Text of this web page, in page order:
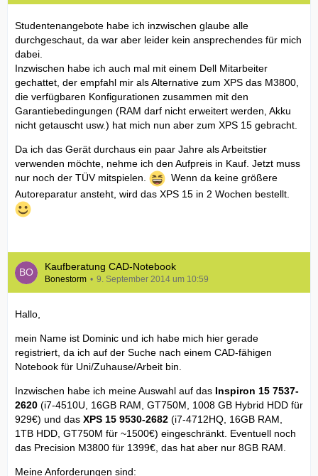
Studentenangebote habe ich inzwischen glaube alle
durchgeschaut, da war aber leider kein ansprechendes für mich
dabei.
Inzwischen habe ich auch mal mit einem Dell Mitarbeiter
gechattet, der empfahl mir als Alternative zum XPS das M3800,
die verfügbaren Konfigurationen zusammen mit den
Garantiebedingungen (RAM darf nicht erweitert werden, Akku
nicht getauscht usw.) hat mich nun aber zum XPS 15 gebracht.
Da ich das Gerät durchaus ein paar Jahre als Arbeitstier
verwenden möchte, nehme ich den Aufpreis in Kauf. Jetzt muss
nur noch der TÜV mitspielen.
Wenn da keine größere
Autoreparatur ansteht, wird das XPS 15 in 2 Wochen bestellt.
Kaufberatung CAD-Notebook
Bonestorm 9. September 2014 um 10:59
Hallo,
mein Name ist Dominic und ich habe mich hier gerade
registriert, da ich auf der Suche nach einem CAD-fähigen
Notebook für Uni/Zuhause/Arbeit bin.
Inzwischen habe ich meine Auswahl auf das Inspiron 15 7537-
2620 (i7-4510U, 16GB RAM, GT750M, 1008 GB Hybrid HDD für
929€) und das XPS 15 9530-2682 (i7-4712HQ, 16GB RAM,
1TB HDD, GT750M für ~1500€) eingeschränkt. Eventuell noch
das Precision M3800 für 1399€, das hat aber nur 8GB RAM.
Meine Anforderungen sind: